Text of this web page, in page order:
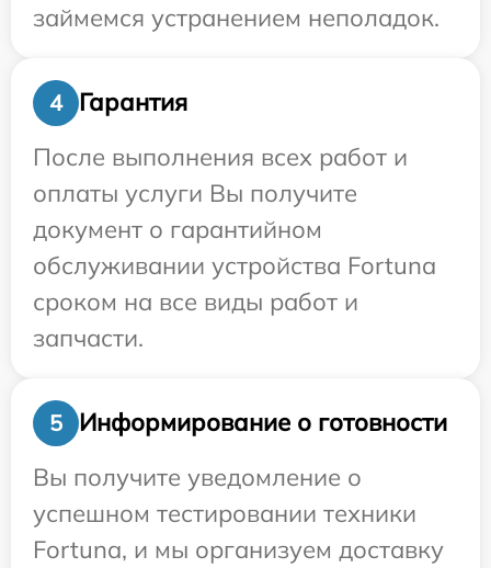
займемся устранением неполадок.
4
Гарантия
После выполнения всех работ и
оплаты услуги Вы получите
документ о гарантийном
обслуживании устройства Fortuna
сроком на все виды работ и
запчасти.
5
Информирование о готовности
Вы получите уведомление о
успешном тестировании техники
Fortuna, и мы организуем доставку